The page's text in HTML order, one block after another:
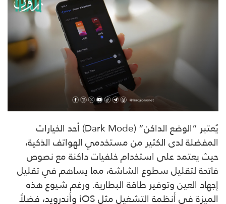
يُعتبر “الوضع الداكن” (Dark Mode) أحد الخيارات
المفضلة لدى الكثير من مستخدمي الهواتف الذكية،
حيث يعتمد على استخدام خلفيات داكنة مع نصوص
فاتحة لتقليل سطوع الشاشة، مما يساهم في تقليل
إجهاد العين وتوفير طاقة البطارية. ورغم شيوع هذه
الميزة في أنظمة التشغيل مثل iOS وأندرويد، فضلاً